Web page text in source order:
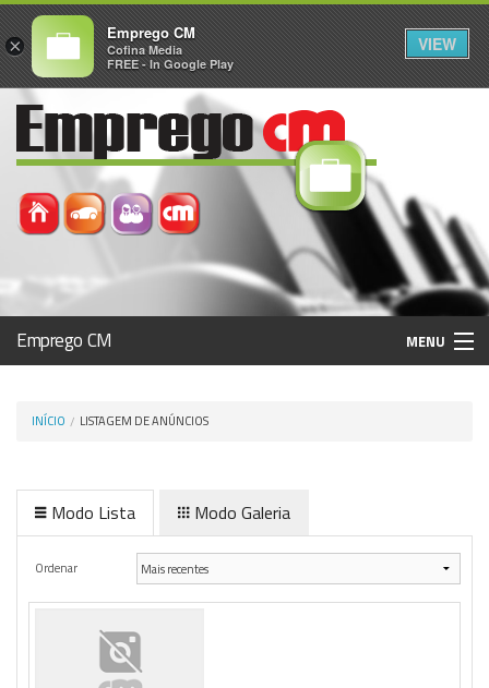
Emprego CM MENU
Histórico
Anunciar Agora
INÍCIO LISTAGEM DE ANÚNCIOS
Modo Lista Modo Galeria
Ordenar
×
Emprego CM
Cofina Media
FREE - In Google Play
VIEW